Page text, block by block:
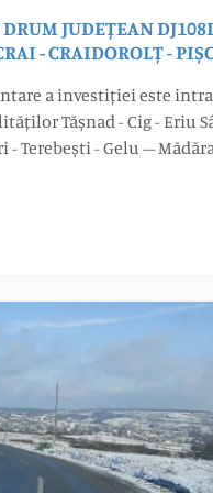
JUDEȚEAN
- CRAIDOROLȚ -
JUDEȚUL SATU
a investiției este
Tășnad - Cig - Eriu
- Terebești - Gelu –